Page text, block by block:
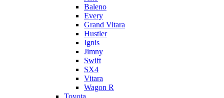
Baleno
Every
Grand Vitara
Hustler
Ignis
Jimny
Swift
SX4
Vitara
Wagon R
Toyota